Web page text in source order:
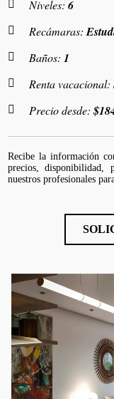
Niveles:6
Recámaras:
Baños: 1
Renta vacacional:
Precio desde:
Recibe la información
precios, disponibilidad,
nuestros profesionales